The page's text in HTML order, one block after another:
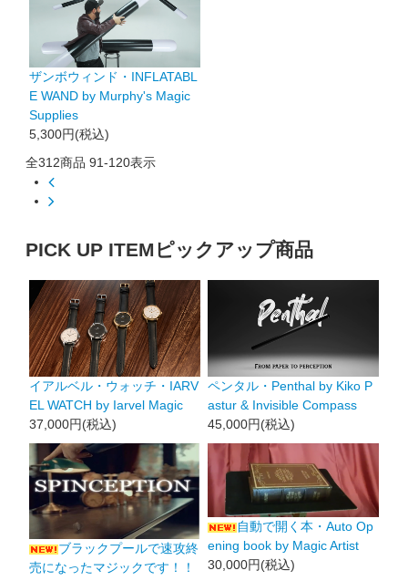
ザンボウィンド・INFLATABL
E WAND by Murphy's Magic
Supplies
5,300円(税込)
全312商品91-120表示
PICK UP ITEM ピックアップ商品
イアルベル・ウォッチ・IARV
EL WATCH by Iarvel Magic
37,000円(税込)
ペンタル・Penthal by Kiko P
astur & Invisible Compass
45,000円(税込)
ブラックプールで速攻終
売になったマジックです！！
自動で開く本・Auto Op
ening book by Magic Artist
30,000円(税込)